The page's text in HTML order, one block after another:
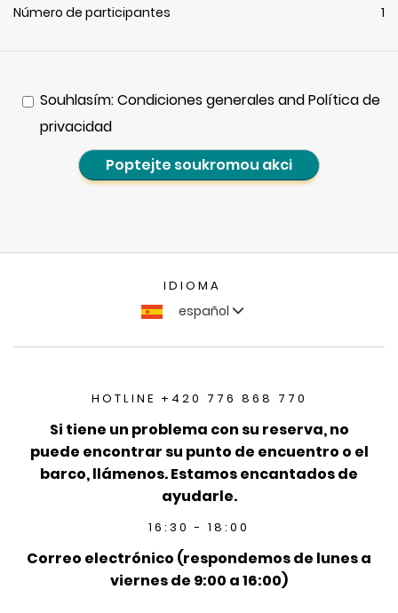
Número de participantes
1
Souhlasím: Condiciones generales and Política de
privacidad
Poptejte soukromou akci
IDIOMA
español
HOTLINE +420 776 868 770
Si tiene un problema con su reserva, no
puede encontrar su punto de encuentro o el
barco, llámenos. Estamos encantados de
ayudarle.
16:30 - 18:00
Correo electrónico (respondemos de lunes a
viernes de 9:00 a 16:00)